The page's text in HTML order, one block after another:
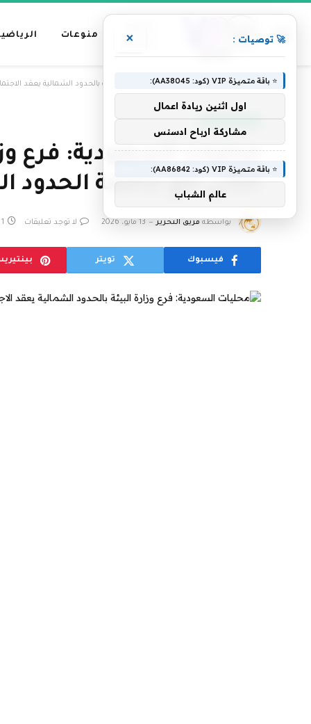
رئيسية
منوعات
الرئيسية » محليات السعودية: فرع وزارة البيئة بالحدود الشمالية يعقد
محليات السعودية: فرع
الثاني مع جامعة الحدود
بواسطة فريق التحرير 13 مايو، 2026 لا توجد تعليقات 1 دقائق
فيسبوك تويتر
🚀 توصيات : ×
⭐ باقة متميزة VIP (كود: AA38045):
اول اثنين ريادة اعمال
مشاركة ارباح ادسنس
⭐ باقة متميزة VIP (كود: AA86842):
عالم الشباب